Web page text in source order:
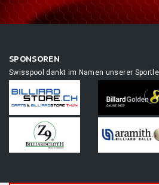
SPONSOREN
Swisspool dankt im Namen unserer